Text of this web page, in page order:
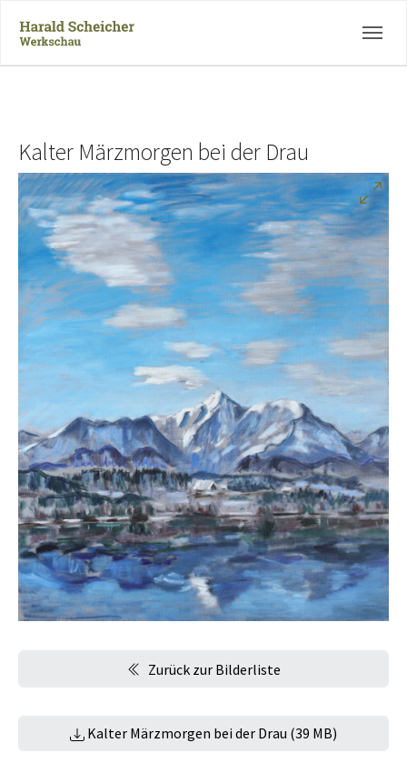
Kalter Märzmorgen bei der Drau
Zurück zur Bilderliste
Kalter Märzmorgen bei der Drau (39 MB)